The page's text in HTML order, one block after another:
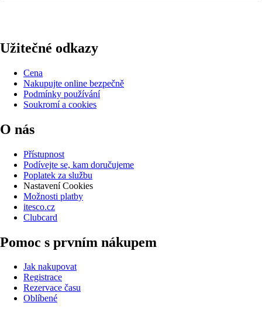
Užitečné odkazy
Cena
Nakupujte online bezpečně
Podmínky používání
Soukromí a cookies
O nás
Přístupnost
Podívejte se, kam doručujeme
Poplatek za službu
Nastavení Cookies
Možnosti platby
itesco.cz
Clubcard
Pomoc s prvním nákupem
Jak nakupovat
Registrace
Rezervace času
Oblíbené